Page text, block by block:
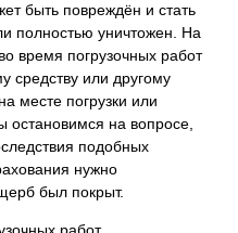
быть повреждён и стать
полностью уничтожен. На
время погрузочных работ
средству или другому
месте погрузки или
остановимся на вопросе,
подобных
нужно
был покрыт.